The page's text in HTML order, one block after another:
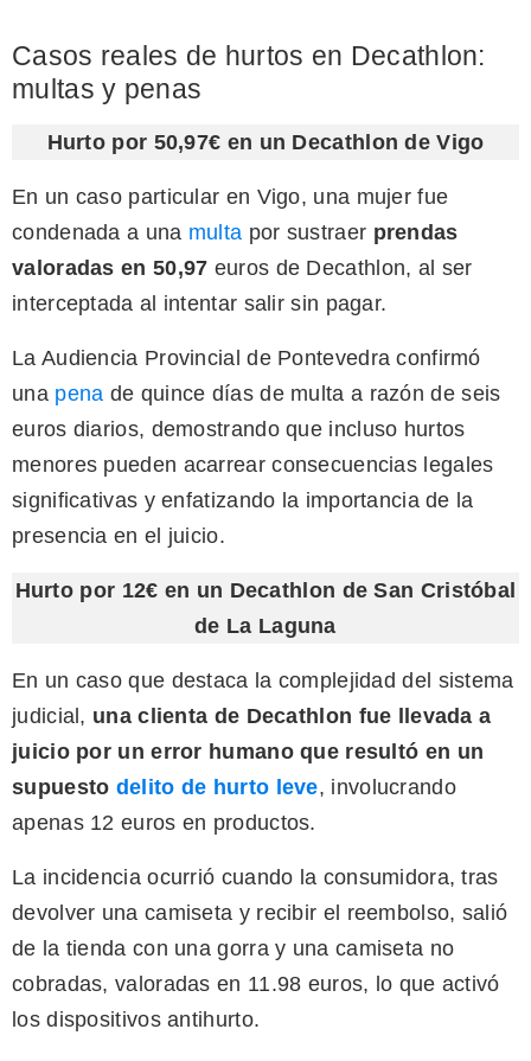
Casos reales de hurtos en Decathlon:
multas y penas
Hurto por 50,97€ en un Decathlon de Vigo
En un caso particular en Vigo, una mujer fue
condenada a una multa por sustraer prendas
valoradas en 50,97 euros de Decathlon, al ser
interceptada al intentar salir sin pagar.
La Audiencia Provincial de Pontevedra confirmó
una pena de quince días de multa a razón de seis
euros diarios, demostrando que incluso hurtos
menores pueden acarrear consecuencias legales
significativas y enfatizando la importancia de la
presencia en el juicio.
Hurto por 12€ en un Decathlon de San Cristóbal
de La Laguna
En un caso que destaca la complejidad del sistema
judicial, una clienta de Decathlon fue llevada a
juicio por un error humano que resultó en un
supuesto delito de hurto leve, involucrando
apenas 12 euros en productos.
La incidencia ocurrió cuando la consumidora, tras
devolver una camiseta y recibir el reembolso, salió
de la tienda con una gorra y una camiseta no
cobradas, valoradas en 11.98 euros, lo que activó
los dispositivos antihurto.